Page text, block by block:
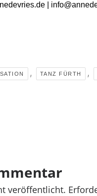
|
, TANZ FÜRTH ,
veröffentlicht.